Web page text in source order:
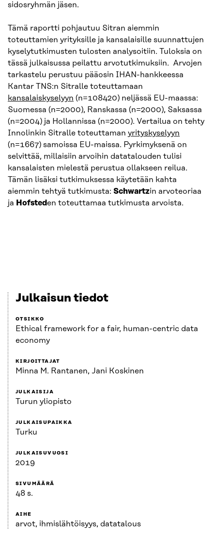
sidosryhmän jäsen.
Tämä raportti pohjautuu Sitran aiemmin
toteuttamien yrityksille ja kansalaisille suunnattujen
kyselytutkimusten tulosten analysoitiin. Tuloksia on
tässä julkaisussa peilattu arvotutkimuksiin. Arvojen
tarkastelu perustuu pääosin IHAN-hankkeessa
Kantar TNS:n Sitralle toteuttamaan
kansalaiskyselyyn (n=108420) neljässä EU-maassa:
Suomessa (n=2000), Ranskassa (n=2000), Saksassa
(n=2004) ja Hollannissa (n=2000). Vertailua on tehty
Innolinkin Sitralle toteuttaman yrityskyselyyn
(n=1667) samoissa EU-maissa. Pyrkimyksenä on
selvittää, millaisiin arvoihin datatalouden tulisi
kansalaisten mielestä perustua ollakseen reilua.
Tämän lisäksi tutkimuksessa käytetään kahta
aiemmin tehtyä tutkimusta: Schwartzin arvoteoriaa
ja Hofsteden toteuttamaa tutkimusta arvoista.
Julkaisun tiedot
OTSIKKO
Ethical framework for a fair, human-centric data
economy
KIRJOITTAJAT
Minna M. Rantanen, Jani Koskinen
JULKAISIJA
Turun yliopisto
JULKAISUPAIKKA
Turku
JULKAISUVUOSI
2019
SIVUMÄÄRÄ
48 s.
AIHE
arvot, ihmislähtöisyys, datatalous